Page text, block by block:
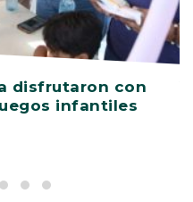
disfrutaron con
infantiles